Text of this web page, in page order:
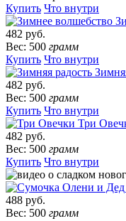
Купить Что внутри
482 руб.
Вес: 500 грамм
Купить Что внутри
482 руб.
Вес: 500 грамм
Купить Что внутри
Три
482 руб.
Вес: 500 грамм
Купить Что внутри
488 руб.
Вес: 500 грамм